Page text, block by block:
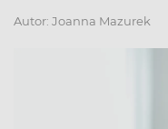
Autor: Joanna Mazurek